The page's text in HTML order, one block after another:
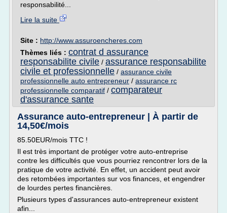
responsabilité...
Lire la suite
Site : http://www.assuroencheres.com
Thèmes liés : contrat d assurance
responsabilite civile / assurance responsabilite
civile et professionnelle / assurance civile
professionnelle auto entrepreneur / assurance rc
professionnelle comparatif / comparateur
d'assurance sante
Assurance auto-entrepreneur | À partir de
14,50€/mois
85.50EUR/mois TTC !
Il est très important de protéger votre auto-entreprise
contre les difficultés que vous pourriez rencontrer lors de la
pratique de votre activité. En effet, un accident peut avoir
des retombées importantes sur vos finances, et engendrer
de lourdes pertes financières.
Plusieurs types d'assurances auto-entrepreneur existent
afin...